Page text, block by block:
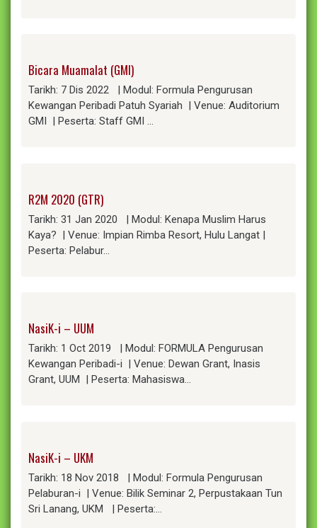
Bicara Muamalat (GMI)
Tarikh: 7 Dis 2022 | Modul: Formula Pengurusan
Kewangan Peribadi Patuh Syariah | Venue: Auditorium
GMI | Peserta: Staff GMI …
R2M 2020 (GTR)
Tarikh: 31 Jan 2020 | Modul: Kenapa Muslim Harus
Kaya? | Venue: Impian Rimba Resort, Hulu Langat |
Peserta: Pelabur…
NasiK-i – UUM
Tarikh: 1 Oct 2019 | Modul: FORMULA Pengurusan
Kewangan Peribadi-i | Venue: Dewan Grant, Inasis
Grant, UUM | Peserta: Mahasiswa…
NasiK-i – UKM
Tarikh: 18 Nov 2018 | Modul: Formula Pengurusan
Pelaburan-i | Venue: Bilik Seminar 2, Perpustakaan Tun
Sri Lanang, UKM | Peserta:…